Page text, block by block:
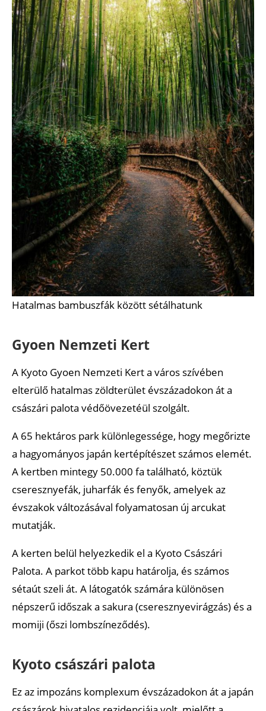
Hatalmas bambuszfák között sétálhatunk
Gyoen Nemzeti Kert
A Kyoto Gyoen Nemzeti Kert a város szívében
elterülő hatalmas zöldterület évszázadokon át a
császári palota védőövezetéül szolgált.
A 65 hektáros park különlegessége, hogy megőrizte
a hagyományos japán kertépítészet számos elemét.
A kertben mintegy 50.000 fa található, köztük
cseresznyefák, juharfák és fenyők, amelyek az
évszakok változásával folyamatosan új arcukat
mutatják.
A kerten belül helyezkedik el a Kyoto Császári
Palota. A parkot több kapu határolja, és számos
sétaút szeli át. A látogatók számára különösen
népszerű időszak a sakura (cseresznyevirágzás) és a
momiji (őszi lombszíneződés).
Kyoto császári palota
Ez az impozáns komplexum évszázadokon át a japán